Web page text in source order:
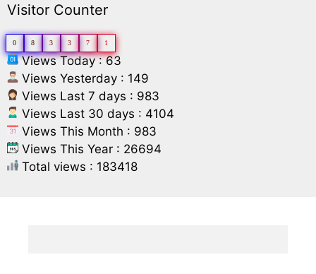
Visitor Counter
0 8 3 3 7 1
Views Today : 63
Views Yesterday : 149
Views Last 7 days : 983
Views Last 30 days : 4104
Views This Month : 983
Views This Year : 26694
Total views : 183418